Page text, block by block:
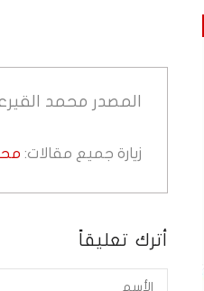
المصدر محمد
زيارة جميع مقالات:
أترك تعليقاً